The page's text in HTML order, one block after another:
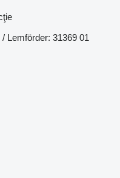
Lemförder: 31369 01